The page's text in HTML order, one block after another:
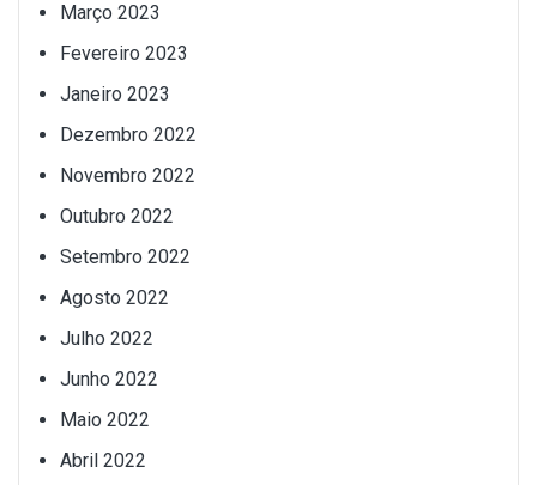
Março 2023
Fevereiro 2023
Janeiro 2023
Dezembro 2022
Novembro 2022
Outubro 2022
Setembro 2022
Agosto 2022
Julho 2022
Junho 2022
Maio 2022
Abril 2022